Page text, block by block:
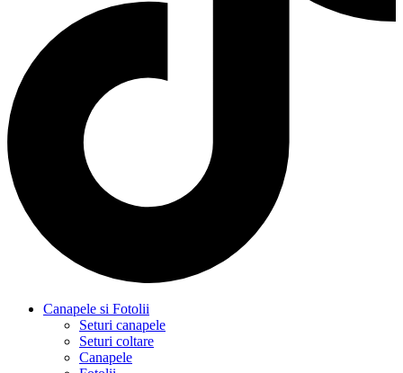
Canapele si Fotolii
Seturi canapele
Seturi coltare
Canapele